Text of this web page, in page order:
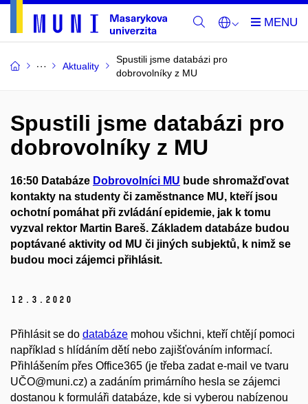
Aktuality
Spustili jsme databázi pro
dobrovolníky z MU
Spustili jsme databázi pro
dobrovolníky z MU
16:50 Databáze Dobrovolníci MU bude shromažďovat
kontakty na studenty či zaměstnance MU, kteří jsou
ochotní pomáhat při zvládání epidemie, jak k tomu
vyzval rektor Martin Bareš. Základem databáze budou
poptávané aktivity od MU či jiných subjektů, k nimž se
budou moci zájemci přihlásit.
12. 3. 2020
Přihlásit se do databáze mohou všichni, kteří chtějí pomoci
například s hlídáním dětí nebo zajišťováním informací.
Přihlášením přes Office365 (je třeba zadat e-mail ve tvaru
UČO@muni.cz) a zadáním primárního hesla se zájemci
dostanou k formuláři databáze, kde si vyberou nabízenou